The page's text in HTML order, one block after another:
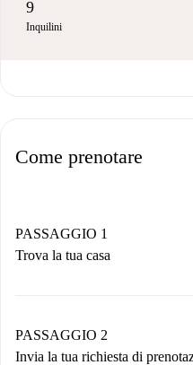
9
Inquilini
Come prenotare
PASSAGGIO 1
Trova la tua casa
Hai tutte le informazioni
PASSAGGIO 2
Invia la tua richiesta di